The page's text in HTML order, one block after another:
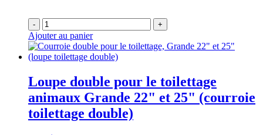
- +
Ajouter au panier
Loupe double pour le toilettage
animaux Grande 22" et 25" (courroie
toilettage double)